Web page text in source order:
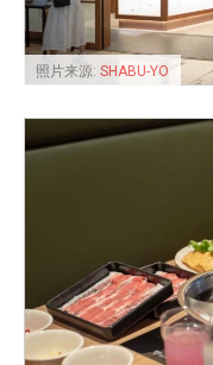
照片来源: SHABU-YO